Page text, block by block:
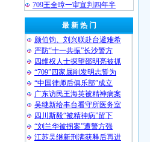
709王全璋一审宣判四年半
最 新 热 门
颜伯钧、刘兴联赴台避难希
严防“十一共振”长沙警方
四维权人士探望邵明亮被抓
“709”四家属削发明志誓为
“中国律师后俱乐部”成立
广东访民王海英被精神病案
吴继新给丰台看守所医务室
四川斯毅“被精神病”留下
“刘兰华被拐案”遭警方强
江苏吴继新刑满获释后再进